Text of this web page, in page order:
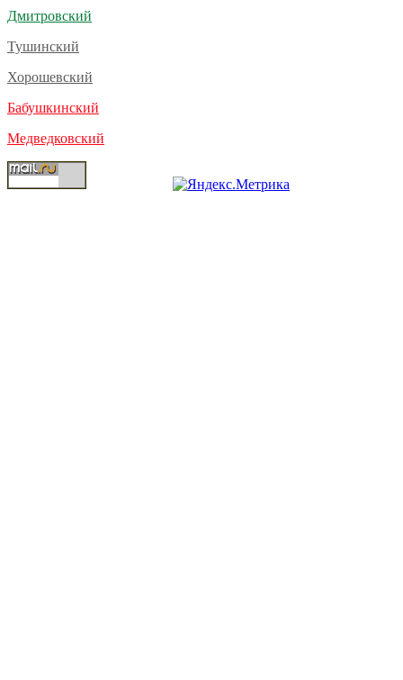
Дмитровский
Тушинский
Хорошевский
Бабушкинский
Медведковский